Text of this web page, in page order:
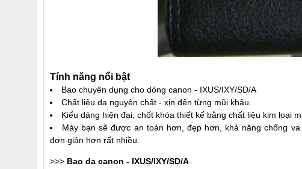
Tính năng nổi bật
Bao chuyên dụng cho dòng canon - IXUS/IXY/SD/A
Chất liệu da nguyên chất - xịn đến từng mũi khâu.
Kiểu dáng hiện đại, chốt khóa thiết kế bằng chất liệu kim loại
Máy bạn sẽ được an toàn hơn, đẹp hơn, khả năng chống
đơn giản hơn rất nhiều.
>>> Bao da canon - IXUS/IXY/SD/A